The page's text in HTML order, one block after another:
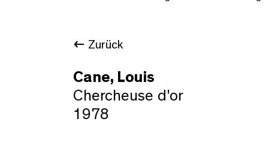
Zurück
Cane, Louis
Chercheuse d'or
1978